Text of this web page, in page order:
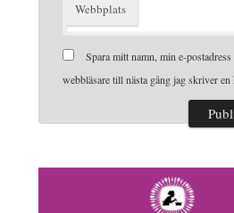
Webbplats
Spara mitt namn, min e-
webbläsare till nästa gång jag skriver en